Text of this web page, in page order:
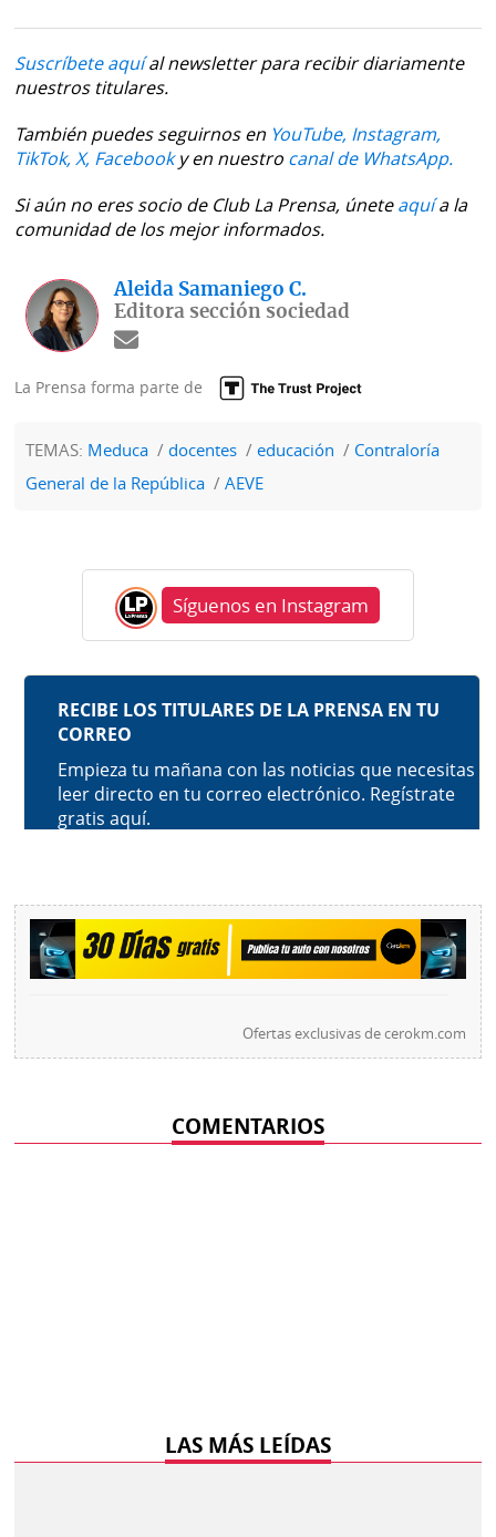
Suscríbete aquíal newsletter para recibir diariamente
nuestros titulares.
También puedes seguirnos en YouTube, Instagram,
TikTok, X, Facebooky en nuestro canal de WhatsApp.
Si aún no eres socio de Club La Prensa, úneteaquía la
comunidad de los mejor informados.
Aleida Samaniego C.
Editora sección sociedad
La Prensa forma parte de
TEMAS: Meduca docentes educación
Contraloría
General de la República
AEVE
Síguenos en Instagram
Ofertas exclusivas decerokm.com
COMENTARIOS
LAS MÁS LEÍDAS